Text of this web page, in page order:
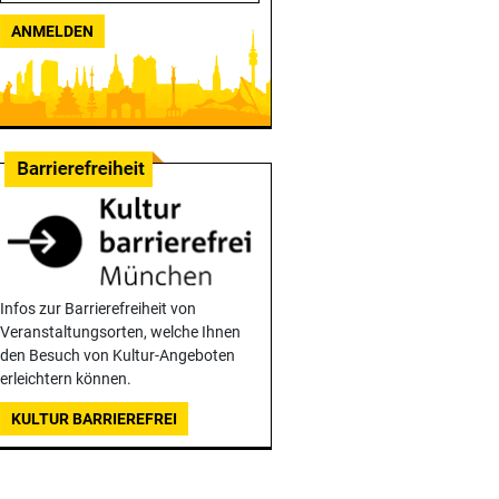
ANMELDEN
Infos zur Barrierefreiheit von
Veranstaltungsorten, welche Ihnen
den Besuch von Kultur-Angeboten
erleichtern können.
KULTUR BARRIEREFREI